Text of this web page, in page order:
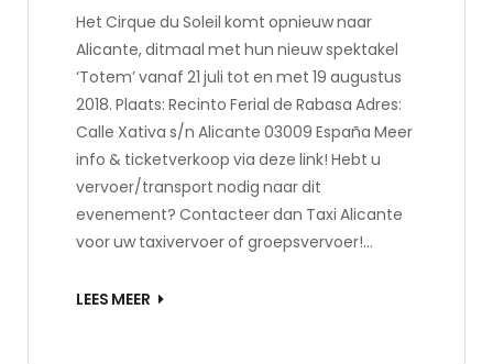
Het Cirque du Soleil komt opnieuw naar
Alicante, ditmaal met hun nieuw spektakel
‘Totem’ vanaf 21 juli tot en met 19 augustus
2018. Plaats: Recinto Ferial de Rabasa Adres:
Calle Xativa s/n Alicante 03009 España Meer
info & ticketverkoop via deze link! Hebt u
vervoer/transport nodig naar dit
evenement? Contacteer dan Taxi Alicante
voor uw taxivervoer of groepsvervoer!…
LEES MEER